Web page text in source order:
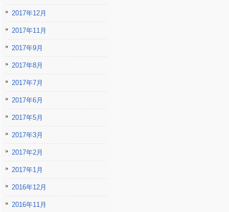
2017年12月
2017年11月
2017年9月
2017年8月
2017年7月
2017年6月
2017年5月
2017年3月
2017年2月
2017年1月
2016年12月
2016年11月